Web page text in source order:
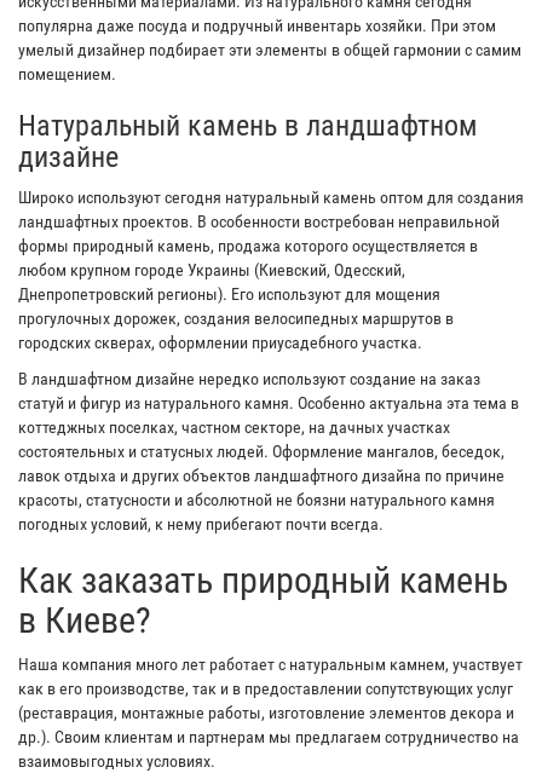
популярна даже посуда и подручный инвентарь хозяйки. При этом
умелый дизайнер подбирает эти элементы в общей гармонии с самим
помещением.
Натуральный камень в ландшафтном
дизайне
Широко используют сегодня натуральный камень оптом для создания
ландшафтных проектов. В особенности востребован неправильной
формы природный камень, продажа которого осуществляется в
любом крупном городе Украины (Киевский, Одесский,
Днепропетровский регионы). Его используют для мощения
прогулочных дорожек, создания велосипедных маршрутов в
городских скверах, оформлении приусадебного участка.
В ландшафтном дизайне нередко используют создание на заказ
статуй и фигур из натурального камня. Особенно актуальна эта тема в
коттеджных поселках, частном секторе, на дачных участках
состоятельных и статусных людей. Оформление мангалов, беседок,
лавок отдыха и других объектов ландшафтного дизайна по причине
красоты, статусности и абсолютной не боязни натурального камня
погодных условий, к нему прибегают почти всегда.
Как заказать природный камень
в Киеве?
Наша компания много лет работает с натуральным камнем, участвует
как в его производстве, так и в предоставлении сопутствующих услуг
(реставрация, монтажные работы, изготовление элементов декора и
др.). Своим клиентам и партнерам мы предлагаем сотрудничество на
взаимовыгодных условиях.